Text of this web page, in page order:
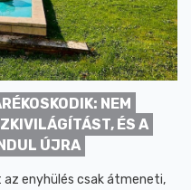
NEM
ÉS A
ÚJRA
enyhülés csak átmeneti,